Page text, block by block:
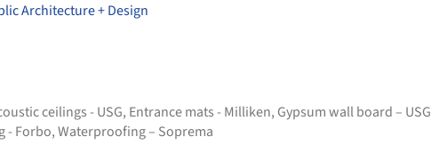
Architecture + Design
ceilings - USG, Entrance mats - Milliken, Gypsum wall board – USG
- Forbo,Waterproofing – Soprema